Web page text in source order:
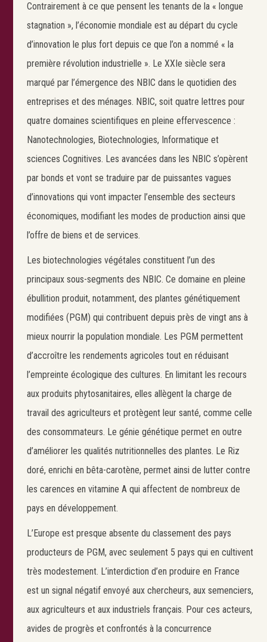
Contrairement à ce que pensent les tenants de la « longue
stagnation », l’économie mondiale est au départ du cycle
d’innovation le plus fort depuis ce que l’on a nommé « la
première révolution industrielle ». Le XXIe siècle sera
marqué par l’émergence des NBIC dans le quotidien des
entreprises et des ménages. NBIC, soit quatre lettres pour
quatre domaines scientifiques en pleine effervescence :
Nanotechnologies, Biotechnologies, Informatique et
sciences Cognitives. Les avancées dans les NBIC s’opèrent
par bonds et vont se traduire par de puissantes vagues
d’innovations qui vont impacter l’ensemble des secteurs
économiques, modifiant les modes de production ainsi que
l’offre de biens et de services.
Les biotechnologies végétales constituent l’un des
principaux sous-segments des NBIC. Ce domaine en pleine
ébullition produit, notamment, des plantes génétiquement
modifiées (PGM) qui contribuent depuis près de vingt ans à
mieux nourrir la population mondiale. Les PGM permettent
d’accroître les rendements agricoles tout en réduisant
l’empreinte écologique des cultures. En limitant les recours
aux produits phytosanitaires, elles allègent la charge de
travail des agriculteurs et protègent leur santé, comme celle
des consommateurs. Le génie génétique permet en outre
d’améliorer les qualités nutritionnelles des plantes. Le Riz
doré, enrichi en bêta-carotène, permet ainsi de lutter contre
les carences en vitamine A qui affectent de nombreux de
pays en développement.
L’Europe est presque absente du classement des pays
producteurs de PGM, avec seulement 5 pays qui en cultivent
très modestement. L’interdiction d’en produire en France
est un signal négatif envoyé aux chercheurs, aux semenciers,
aux agriculteurs et aux industriels français. Pour ces acteurs,
avides de progrès et confrontés à la concurrence